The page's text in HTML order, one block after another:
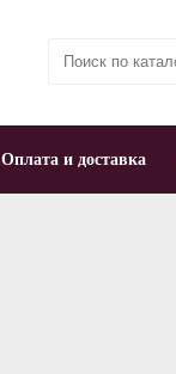
Оплата и доставка